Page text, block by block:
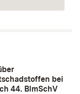
bei
44. BImSchV